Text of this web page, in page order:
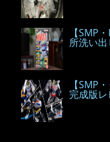
【SMP
所洗い出
【SMP
完成版レ